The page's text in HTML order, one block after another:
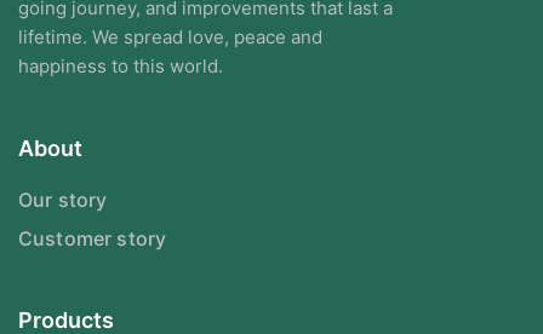
going journey, and improvements that last a
lifetime. We spread love, peace and
happiness to this world.
About
Our story
Customer story
Products